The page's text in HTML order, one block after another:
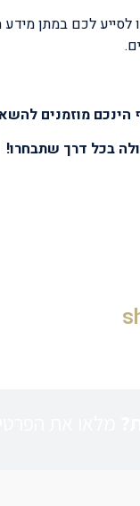
לסייע לכם במתן
הינכם מוזמנים
בכל דרך שתבחרו!